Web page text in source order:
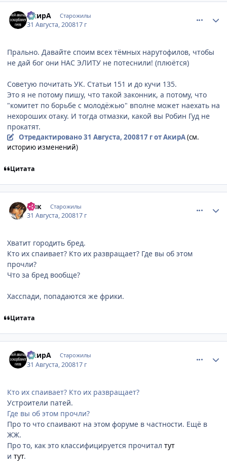
АкирА Старожилы
31 Августа, 200817 г
Прально. Давайте споим всех тёмных нарутофилов, чтобы
не дай бог они НАС ЭЛИТУ не потеснили! (плюётся)
Советую почитать УК. Статьи 151 и до кучи 135.
Это я не потому пишу, что такой законник, а потому, что
"комитет по борьбе с молодёжью" вполне может наехать на
нехороших отаку. И тогда отмазки, какой вы Робин Гуд не
прокатят.
Отредактировано31 Августа, 200817 гот АкирА(см.
историю изменений)
Цитата
Лик Старожилы
31 Августа, 200817 г
Хватит городить бред.
Кто их спаивает? Кто их развращает? Где вы об этом
прочли?
Что за бред вообще?
Хасспади, попадаются же фрики.
Цитата
АкирА Старожилы
31 Августа, 200817 г
Кто их спаивает? Кто их развращает?
Устроители патей.
Где вы об этом прочли?
Про то что спаивают на этом форуме в частности. Ещё в
ЖЖ.
Про то, как это классифицируется прочитал тут
и тут.